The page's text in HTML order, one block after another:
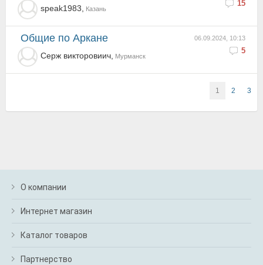
15
speak1983, Казань
06.09.2024, 10:13
5
Общие по Аркане
Серж викторовиич, Мурманск
1 2 3
О компании
Интернет магазин
Каталог товаров
Партнерство